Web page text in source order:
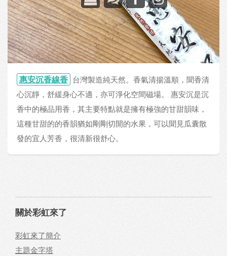
惠安沉香線香 台灣製造純天然。香氣清揚溫順，聞香清
心沉靜，舒緩身心不適，亦可淨化空間磁場。 惠安沉是沉
香中的極品用香，其主要特點就是擁有極強的甘甜韻味，
這種甘甜的的香韻猶如剛剛切開的水果，可以聞見瓜囊散
發的宜人芳香，很清新很舒心。
關於彩虹來了
彩虹來了簡介
主題金字塔